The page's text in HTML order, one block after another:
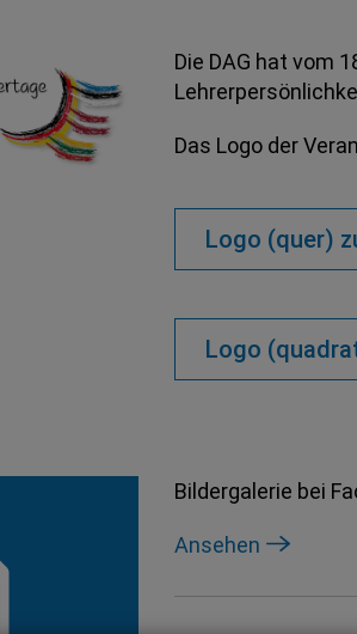
Die DAG hat vom
Das Logo der
Logo (quer)
Logo
Bildergalerie bei
Ansehen